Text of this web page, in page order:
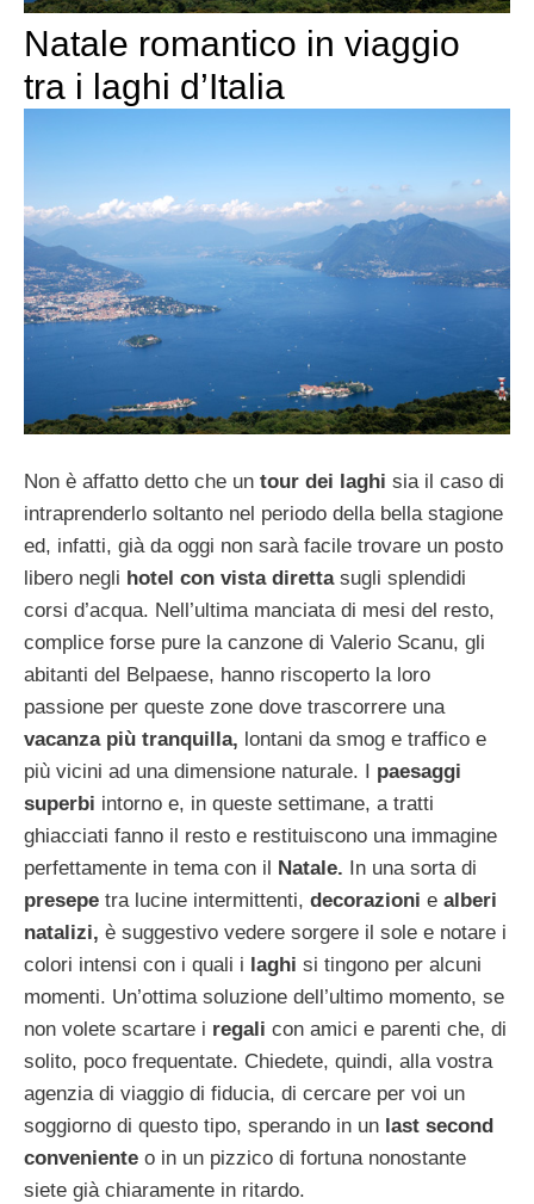
Natale romantico in viaggio
tra i laghi d’Italia
Non è affatto detto che un tour dei laghi sia il caso di
intraprenderlo soltanto nel periodo della bella stagione
ed, infatti, già da oggi non sarà facile trovare un posto
libero negli hotel con vista diretta sugli splendidi
corsi d’acqua. Nell’ultima manciata di mesi del resto,
complice forse pure la canzone di Valerio Scanu, gli
abitanti del Belpaese, hanno riscoperto la loro
passione per queste zone dove trascorrere una
vacanza più tranquilla, lontani da smog e traffico e
più vicini ad una dimensione naturale. I paesaggi
superbi intorno e, in queste settimane, a tratti
ghiacciati fanno il resto e restituiscono una immagine
perfettamente in tema con il Natale. In una sorta di
presepe tra lucine intermittenti, decorazioni e alberi
natalizi, è suggestivo vedere sorgere il sole e notare i
colori intensi con i quali i laghi si tingono per alcuni
momenti. Un’ottima soluzione dell’ultimo momento, se
non volete scartare i regali con amici e parenti che, di
solito, poco frequentate. Chiedete, quindi, alla vostra
agenzia di viaggio di fiducia, di cercare per voi un
soggiorno di questo tipo, sperando in un last second
conveniente o in un pizzico di fortuna nonostante
siete già chiaramente in ritardo.